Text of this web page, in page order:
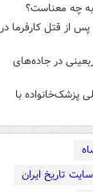
چه معناست؟
۳۶ ساله پس از قتل کارفرما در
در جاده‌های
پزشک‌خانواده با
سایت تاریخ ایران